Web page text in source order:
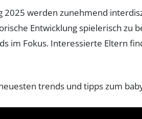
2025 werden zunehmend
Entwicklung spielerisch zu
im Fokus. Interessierte Eltern